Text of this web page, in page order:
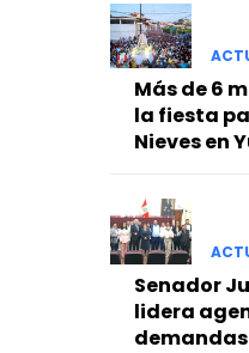
Más de 6
la fiesta
Nieves en
Senador
lidera